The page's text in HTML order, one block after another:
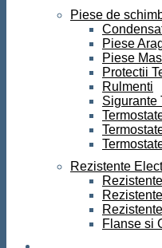
Piese de
Piese
Piese
Protectii
Rulmenti
Sigurante
Rezistente
Flanse si